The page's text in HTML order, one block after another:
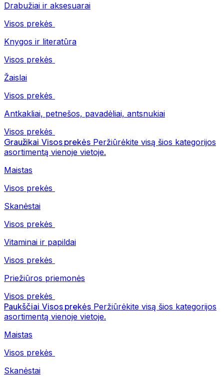
Drabužiai ir aksesuarai
Visos prekės
Knygos ir literatūra
Visos prekės
Žaislai
Visos prekės
Antkakliai, petnešos, pavadėliai, antsnukiai
Visos prekės
Graužikai Visos prekės Peržiūrėkite visą šios kategorijos
asortimentą vienoje vietoje.
Maistas
Visos prekės
Skanėstai
Visos prekės
Vitaminai ir papildai
Visos prekės
Priežiūros priemonės
Visos prekės
Paukščiai Visos prekės Peržiūrėkite visą šios kategorijos
asortimentą vienoje vietoje.
Maistas
Visos prekės
Skanėstai